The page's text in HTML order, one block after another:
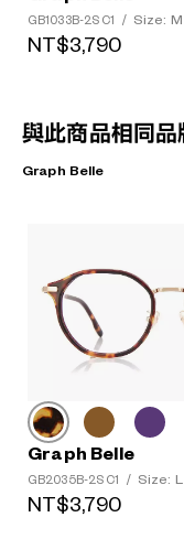
GB1033B-2S C1 / Size: M
NT$3,790
與此商品相同品
Graph Belle
Graph Belle
GB2035B-2S C1 / Size: L
NT$3,790